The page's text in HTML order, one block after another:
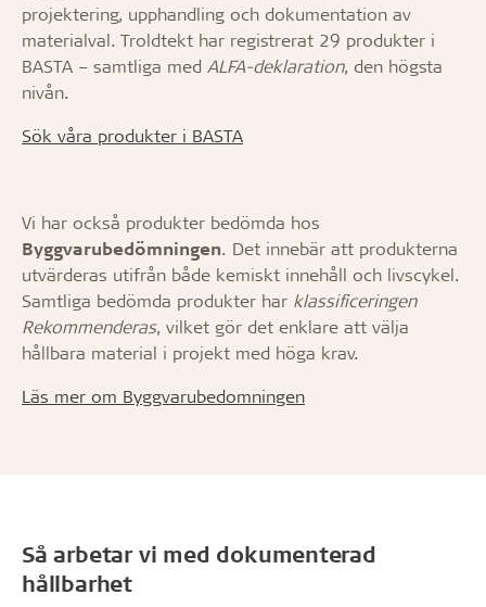
projektering, upphandling och dokumentation av
materialval. Troldtekt har registrerat 29 produkter i
BASTA – samtliga med ALFA-deklaration, den högsta
nivån.
Sök våra produkter i BASTA
Vi har också produkter bedömda hos
Byggvarubedömningen. Det innebär att produkterna
utvärderas utifrån både kemiskt innehåll och livscykel.
Samtliga bedömda produkter har klassificeringen
Rekommenderas, vilket gör det enklare att välja
hållbara material i projekt med höga krav.
Läs mer om Byggvarubedomningen
Så arbetar vi med dokumenterad
hållbarhet